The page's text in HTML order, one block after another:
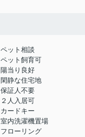
ペット相談
ペット飼育可
陽当り良好
閑静な住宅地
保証人不要
２人入居可
カードキー
室内洗濯機置場
フローリング